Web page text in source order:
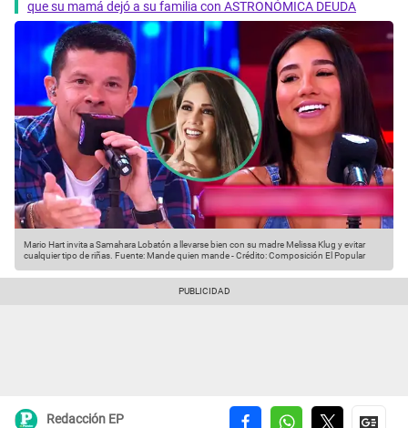
que su mamá dejó a su familia con ASTRONÓMICA DEUDA
Mario Hart invita a Samahara Lobatón a llevarse bien con su madre Melissa Klug y evitar
cualquier tipo de riñas. Fuente: Mande quien mande-Crédito: Composición El Popular
Redacción EP